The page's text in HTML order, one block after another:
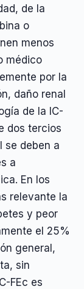
de la
o
menos
médico
por la
daño renal
de la IC-
dos tercios
se deben a
a
En los
relevante la
y peor
el 25%
general,
sin
FEc es